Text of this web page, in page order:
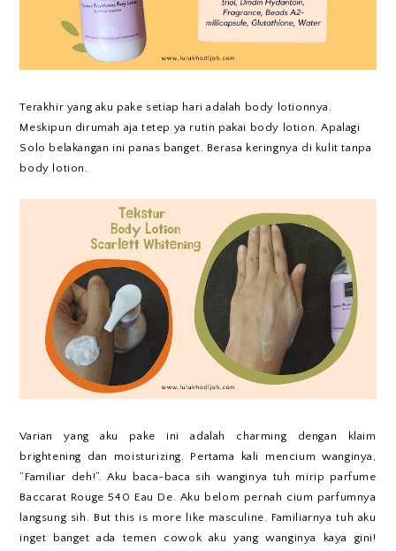
Terakhir yang aku pake setiap hari adalah body lotionnya.
Meskipun dirumah aja tetep ya rutin pakai body lotion. Apalagi
Solo belakangan ini panas banget. Berasa keringnya di kulit tanpa
body lotion.
Varian yang aku pake ini adalah charming dengan klaim
brightening dan moisturizing. Pertama kali mencium wanginya,
“Familiar deh!”. Aku baca-baca sih wanginya tuh mirip parfume
Baccarat Rouge 540 Eau De. Aku belom pernah cium parfumnya
langsung sih. But this is more like masculine. Familiarnya tuh aku
inget banget ada temen cowok aku yang wanginya kaya gini!